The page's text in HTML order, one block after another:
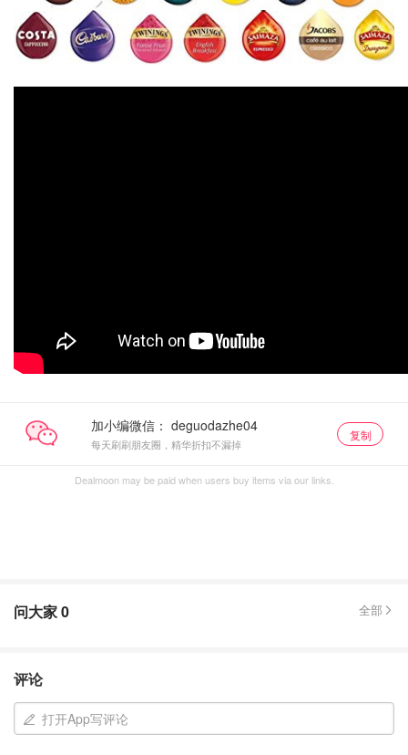
加小编微信：
每天刷刷朋友圈，精华折扣不漏掉
复制
Dealmoon may be paid when users buy items via our links.
问大家0 全部
评论
打开App写评论